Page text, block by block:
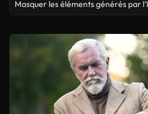
Masquer les éléments générés par